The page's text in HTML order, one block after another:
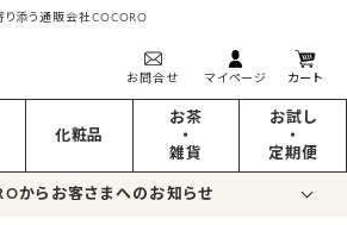
添う通販会社COCORO
お問合せ マイページ カート
化粧品
お茶
・
雑貨
お試し
・
定期便
からお客さまへのお知らせ